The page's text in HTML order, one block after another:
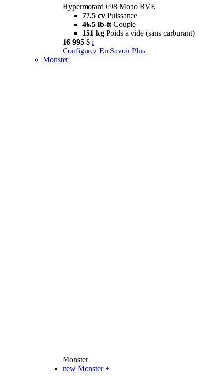
Hypermotard 698 Mono RVE
77.5 cv Puissance
46.5 lb-ft Couple
151 kg Poids à vide (sans carburant)
16 995 $ i
Configurez En Savoir Plus
Monster
Monster
new Monster +